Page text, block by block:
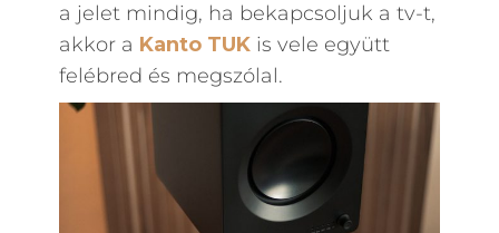
a jelet mindig, ha bekapcsoljuk a tv-t,
akkor a Kanto TUKis vele együtt
felébred és megszólal.